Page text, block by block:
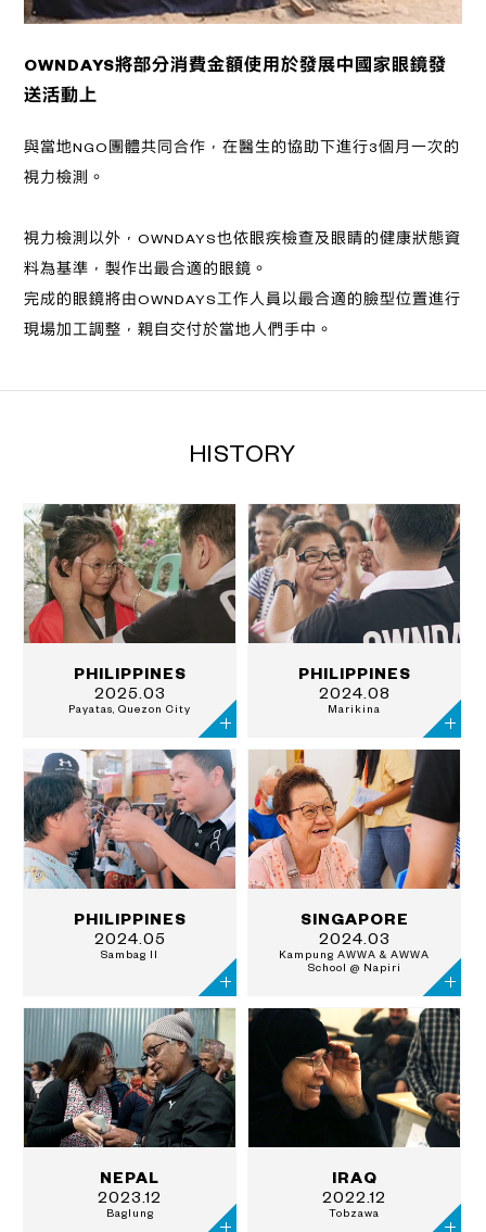
OWNDAYS將部分消費金額使用於發展中國家眼鏡發
送活動上
與當地NGO團體共同合作，在醫生的協助下進行3個月一次的
視力檢測。
視力檢測以外，OWNDAYS也依眼疾檢查及眼睛的健康狀態資
料為基準，製作出最合適的眼鏡。
完成的眼鏡將由OWNDAYS工作人員以最合適的臉型位置進行
現場加工調整，親自交付於當地人們手中。
HISTORY
PHILIPPINES
2025.03
Payatas, Quezon City
PHILIPPINES
2024.08
Marikina
PHILIPPINES
2024.05
Sambag II
SINGAPORE
2024.03
Kampung AWWA & AWWA
School @ Napiri
NEPAL
2023.12
Baglung
IRAQ
2022.12
Tobzawa